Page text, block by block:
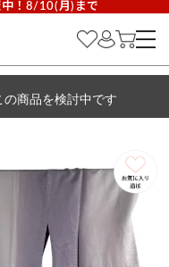
中！8/10(月)まで
の商品を検討中です